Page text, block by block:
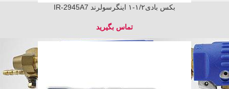
بکس بادی۱/۲-۱ اینگرسولرند IR-2945A7